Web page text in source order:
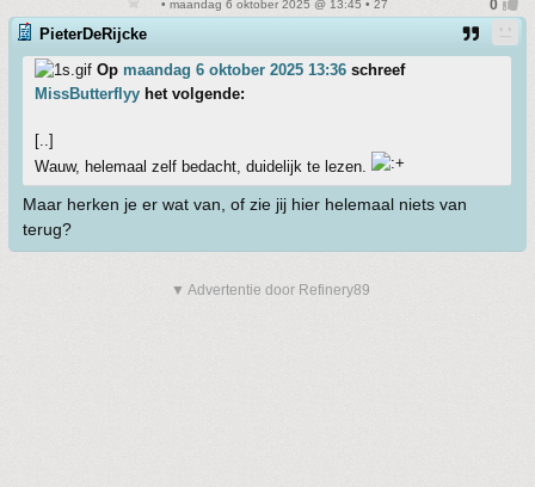
• maandag 6 oktober 2025 @ 13:45 • 27
PieterDeRijcke
Op maandag 6 oktober 2025 13:36 schreef
MissButterflyy het volgende:
[..]
Wauw, helemaal zelf bedacht, duidelijk te lezen.
Maar herken je er wat van, of zie jij hier helemaal niets van
terug?
▼ Advertentie door Refinery89